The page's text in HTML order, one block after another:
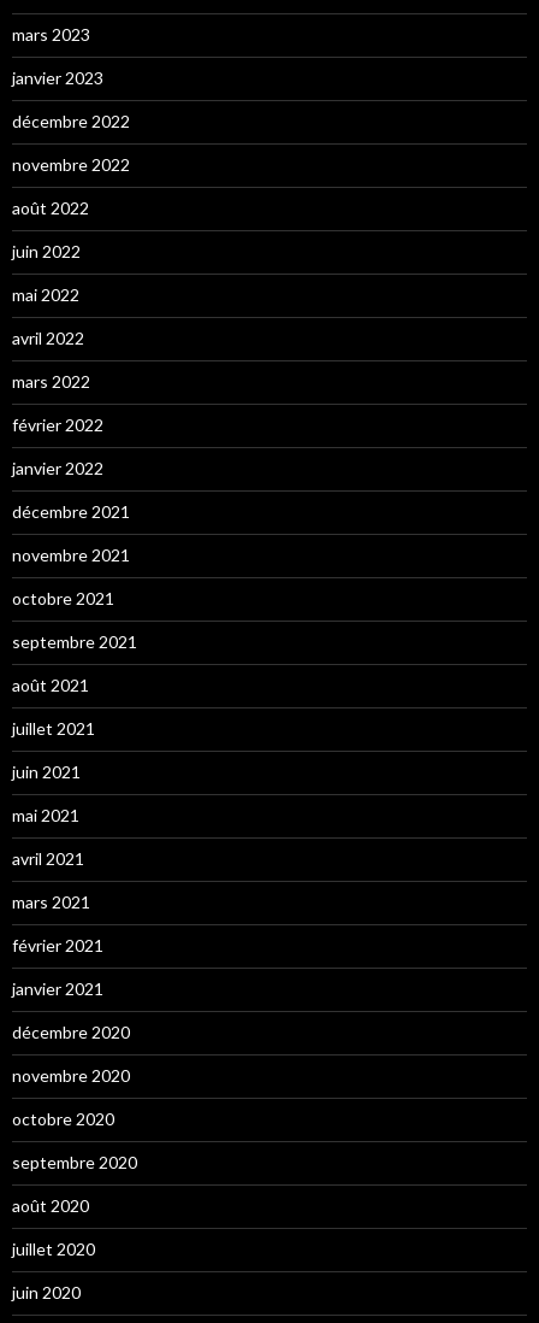
mars 2023
janvier 2023
décembre 2022
novembre 2022
août 2022
juin 2022
mai 2022
avril 2022
mars 2022
février 2022
janvier 2022
décembre 2021
novembre 2021
octobre 2021
septembre 2021
août 2021
juillet 2021
juin 2021
mai 2021
avril 2021
mars 2021
février 2021
janvier 2021
décembre 2020
novembre 2020
octobre 2020
septembre 2020
août 2020
juillet 2020
juin 2020